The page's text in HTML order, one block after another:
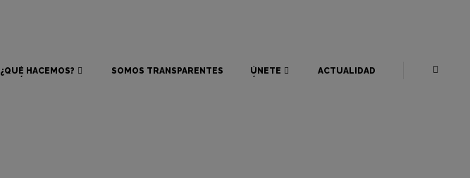
¿QUÉ HACEMOS?
SOMOS TRANSPARENTES
ÚNETE
ACTUALIDAD